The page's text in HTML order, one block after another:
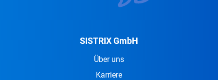
SISTRIX GmbH
Über uns
Karriere